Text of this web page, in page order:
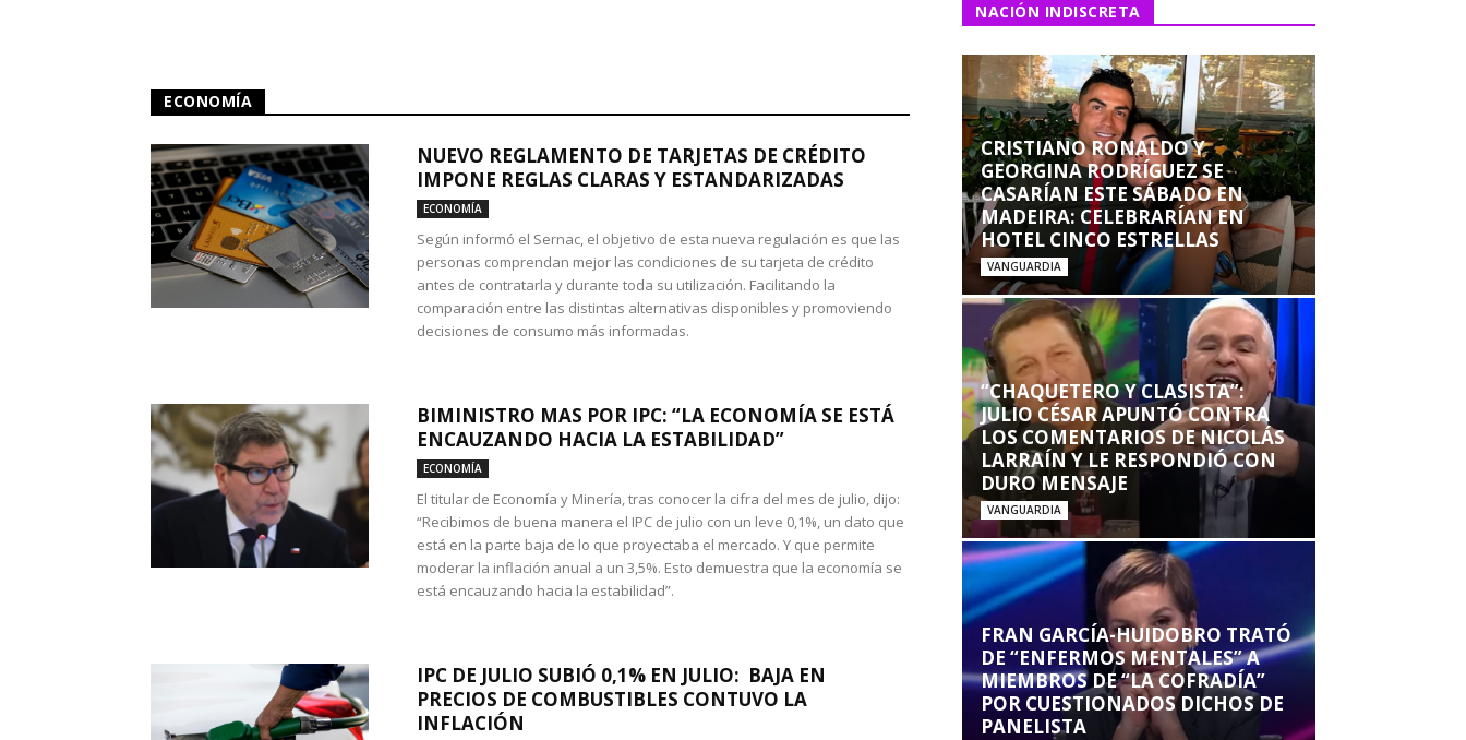
ECONOMÍA
NUEVO REGLAMENTO DE TARJETAS DE CRÉDITO
IMPONE REGLAS CLARAS Y ESTANDARIZADAS
ECONOMÍA
Según informó el Sernac, el objetivo de esta nueva regulación es que las
personas comprendan mejor las condiciones de su tarjeta de crédito
antes de contratarla y durante toda su utilización. Facilitando la
comparación entre las distintas alternativas disponibles y promoviendo
decisiones de consumo más informadas.
BIMINISTRO MAS POR IPC: “LA ECONOMÍA SE ESTÁ
ENCAUZANDO HACIA LA ESTABILIDAD”
ECONOMÍA
El titular de Economía y Minería, tras conocer la cifra del mes de julio, dijo:
“Recibimos de buena manera el IPC de julio con un leve 0,1%, un dato que
está en la parte baja de lo que proyectaba el mercado. Y que permite
moderar la inflación anual a un 3,5%. Esto demuestra que la economía se
está encauzando hacia la estabilidad”.
IPC DE JULIO SUBIÓ 0,1% EN JULIO: BAJA EN
PRECIOS DE COMBUSTIBLES CONTUVO LA
INFLACIÓN
NACIÓN INDISCRETA
CRISTIANO RONALDO Y
GEORGINA RODRÍGUEZ SE
CASARÍAN ESTE SÁBADO EN
MADEIRA: CELEBRARÍAN EN
HOTEL CINCO ESTRELLAS
VANGUARDIA
“CHAQUETERO Y CLASISTA”:
JULIO CÉSAR APUNTÓ CONTRA
LOS COMENTARIOS DE NICOLÁS
LARRAÍN Y LE RESPONDIÓ CON
DURO MENSAJE
VANGUARDIA
FRAN GARCÍA-HUIDOBRO TRATÓ
DE “ENFERMOS MENTALES” A
MIEMBROS DE “LA COFRADÍA”
POR CUESTIONADOS DICHOS DE
PANELISTA